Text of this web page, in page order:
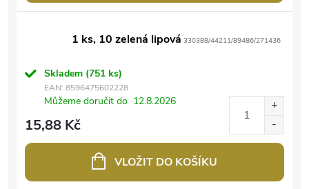
1 ks, 10 zelená lipová 330388/44211/89486/271436
Skladem (751 ks)
EAN: 8596475602228
Můžeme doručit do 12.8.2026
15,88 Kč
VLOŽIT DO KOŠÍKU